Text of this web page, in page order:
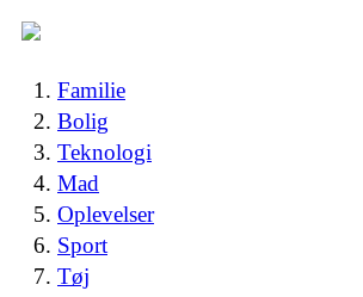
Familie
Bolig
Teknologi
Mad
Oplevelser
Sport
Tøj